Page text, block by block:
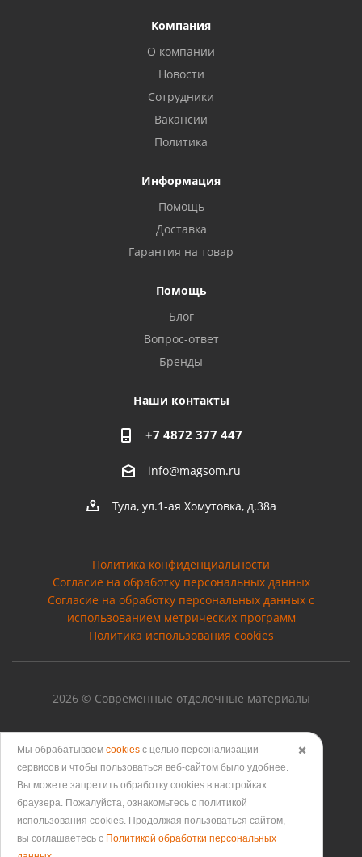
Компания
О компании
Новости
Сотрудники
Вакансии
Политика
Информация
Помощь
Доставка
Гарантия на товар
Помощь
Блог
Вопрос-ответ
Бренды
Наши контакты
+7 4872 377 447
info@magsom.ru
Тула, ул.1-ая Хомутовка, д.38а
Политика конфиденциальности
Согласие на обработку персональных данных
Cогласие на обработку персональных данных с
использованием метрических программ
Политика использования cookies
2026 © Современные отделочные материалы
Версия для печати
✖️
Мы обрабатываем cookies с целью персонализации
сервисов и чтобы пользоваться веб-сайтом было удобнее.
Вы можете запретить обработку сookies в настройках
браузера. Пожалуйста, ознакомьтесь с политикой
использования cookies. Продолжая пользоваться сайтом,
вы соглашаетесь с Политикой обработки персональных